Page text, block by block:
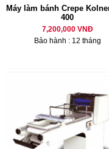
Máy làm bánh Crepe
400
7,200,000 VNĐ
Bảo hành : 12 tháng